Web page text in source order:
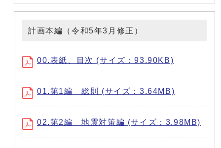
計画本編（令和5年3月修正）
00.表紙、目次 (サイズ：93.90KB)
01.第1編 総則 (サイズ：3.64MB)
02.第2編 地震対策編 (サイズ：3.98MB)